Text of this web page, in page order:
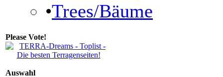
•Trees/Bäume
Please Vote!